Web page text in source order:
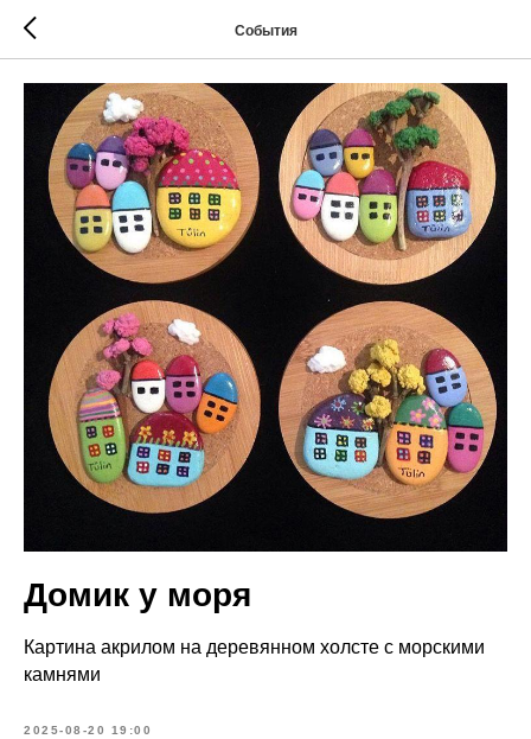
События
Домик у моря
Картина акрилом на деревянном холсте с морскими
камнями
2025-08-20 19:00